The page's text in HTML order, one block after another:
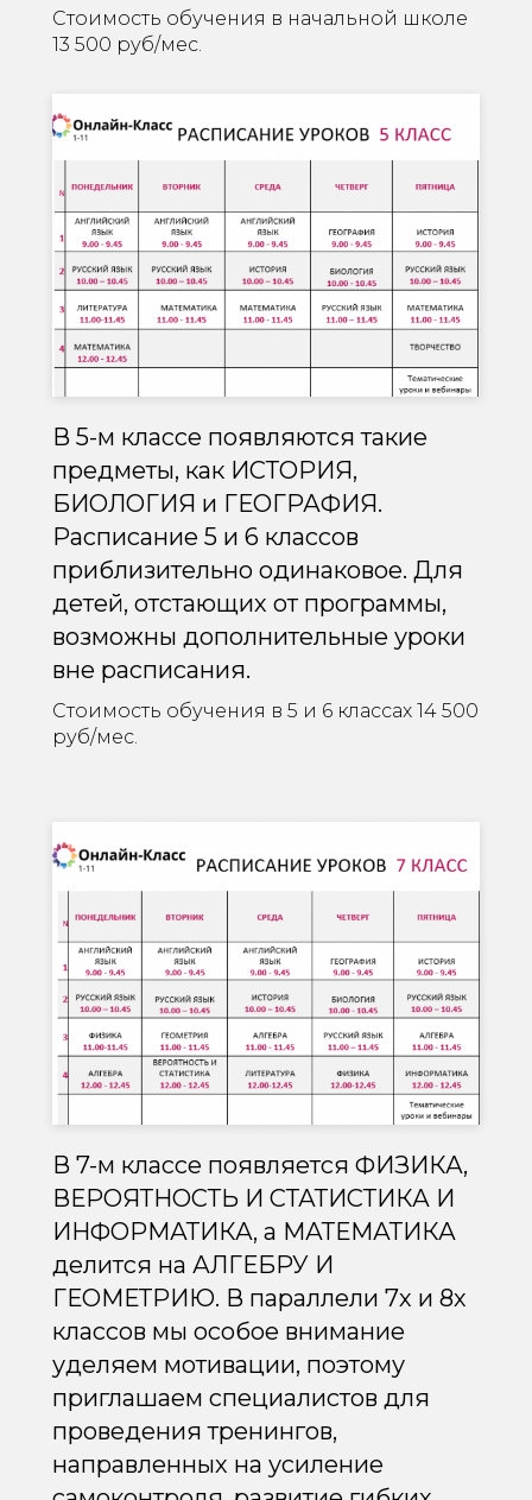
Стоимость обучения в начальной школе
13 500 руб/мес.
В 5-м классе появляются такие
предметы, как ИСТОРИЯ,
БИОЛОГИЯ и ГЕОГРАФИЯ.
Расписание 5 и 6 классов
приблизительно одинаковое. Для
детей, отстающих от программы,
возможны дополнительные уроки
вне расписания.
Стоимость обучения в 5 и 6 классах 14 500
руб/мес.
В 7-м классе появляется ФИЗИКА,
ВЕРОЯТНОСТЬ И СТАТИСТИКА И
ИНФОРМАТИКА, а МАТЕМАТИКА
делится на АЛГЕБРУ И
ГЕОМЕТРИЮ. В параллели 7х и 8х
классов мы особое внимание
уделяем мотивации, поэтому
приглашаем специалистов для
проведения тренингов,
направленных на усиление